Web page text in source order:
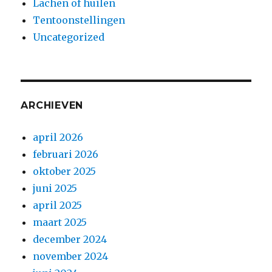
Lachen of huilen
Tentoonstellingen
Uncategorized
ARCHIEVEN
april 2026
februari 2026
oktober 2025
juni 2025
april 2025
maart 2025
december 2024
november 2024